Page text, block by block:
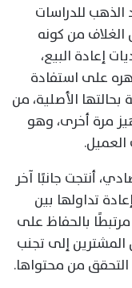
الذهب للدراسات
الغلاف من كونه
إعادة البيع،
على استفادة
الأصلية، من
مرة أخرى، وهو
أنتجت جانبًا آخر
تداولها بين
بالحفاظ على
إلى تجنب
من محتواها.